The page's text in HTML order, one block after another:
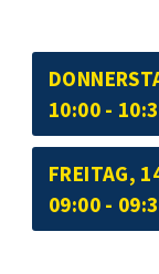
10:00 -
FREITAG,
09:00 -